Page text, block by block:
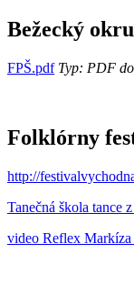
Bežecký
FPŠ.pdfTyp: PDF
Folklórny
http://
Tanečná škola tance
video Reflex